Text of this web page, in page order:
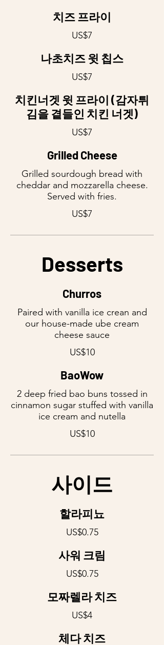
치즈 프라이
US$7
나초치즈 윗 칩스
US$7
치킨너겟 윗 프라이 (감자튀
김을 곁들인 치킨 너겟)
US$7
Grilled Cheese
Grilled sourdough bread with
cheddar and mozzarella cheese.
Served with fries.
US$7
Desserts
Churros
Paired with vanilla ice crean and
our house-made ube cream
cheese sauce
US$10
BaoWow
2 deep fried bao buns tossed in
cinnamon sugar stuffed with vanilla
ice cream and nutella
US$10
사이드
할라피뇨
US$0.75
사워 크림
US$0.75
모짜렐라 치즈
US$4
체다 치즈